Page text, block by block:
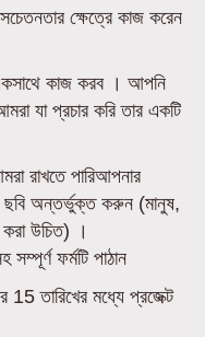
ক্ষেত্রে কাজ করেন
কাজ করব । আপনি
যা প্রচার করি তার একটি
রাখতে পারিআপনার
ছবি অন্তর্ভুক্ত করুন (মানুষ,
উচিত) ।
ফর্মটি পাঠান
15 তারিখের মধ্যে প্রজেক্ট